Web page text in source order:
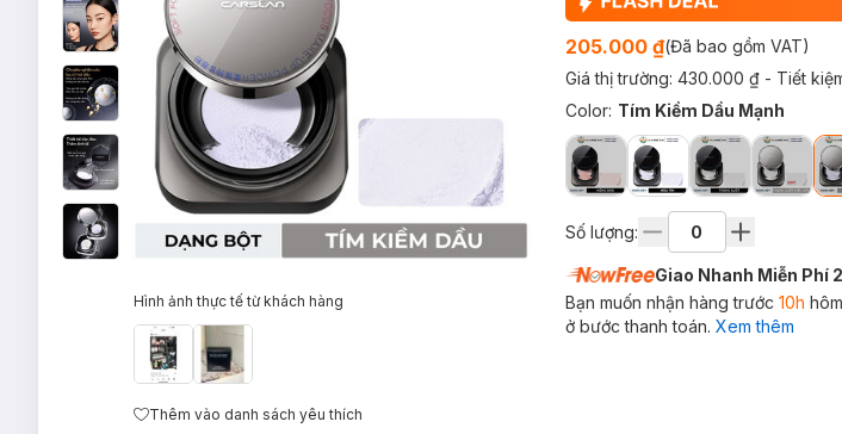
Hình ảnh thực tế từ khách hàng
Thêm vào danh sách yêu thích
205.000 ₫(Đã bao gồm VAT)
Giá thị trường: 430.000 ₫ - Tiết
Color: Tím Kiềm Dầu Mạnh
Số lượng:
Giao Nhanh Miễn Phí
Bạn muốn nhận hàng trước 10h
ở bước thanh toán. Xem thêm